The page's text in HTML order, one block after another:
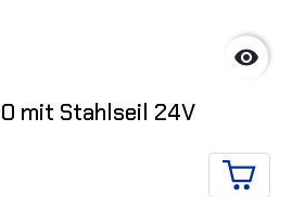

mit Stahlseil 24V